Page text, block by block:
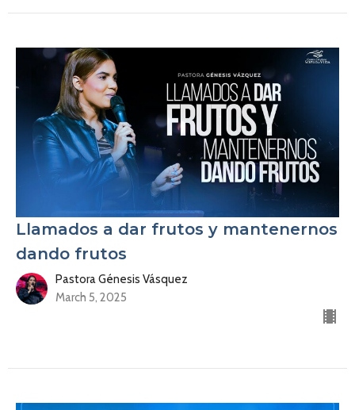
Llamados a dar frutos y mantenernos
dando frutos
Pastora Génesis Vásquez
March 5, 2025